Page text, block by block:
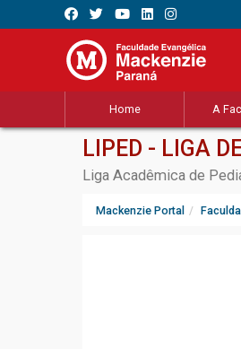
Home A
LIPED - LIGA
Liga Acadêmica de
Mackenzie Portal